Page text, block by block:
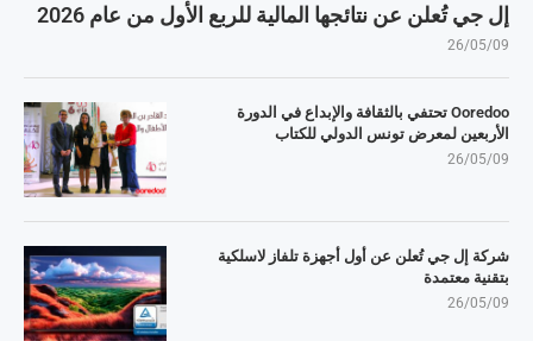
إل جي تُعلن عن نتائجها المالية للربع الأول من عام 2026
26/05/09
Ooredoo تحتفي بالثقافة والإبداع في الدورة
الأربعين لمعرض تونس الدولي للكتاب
26/05/09
شركة إل جي تُعلن عن أول أجهزة تلفاز لاسلكية
بتقنية معتمدة
26/05/09